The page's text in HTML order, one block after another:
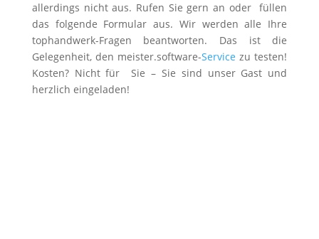
allerdings nicht aus. Rufen Sie gern an oder füllen
das folgende Formular aus. Wir werden alle Ihre
tophandwerk-Fragen beantworten. Das ist die
Gelegenheit, den meister.software-Service zu testen!
Kosten? Nicht für Sie – Sie sind unser Gast und
herzlich eingeladen!